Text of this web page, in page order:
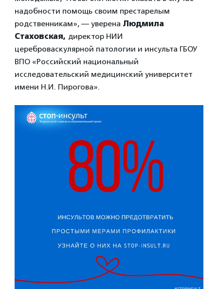
надобности помощь своим престарелым
родственникам», — уверена Людмила
Стаховская, директор НИИ
цереброваскулярной патологии и инсульта ГБОУ
ВПО «Российский национальный
исследовательский медицинский университет
имени Н.И. Пирогова».